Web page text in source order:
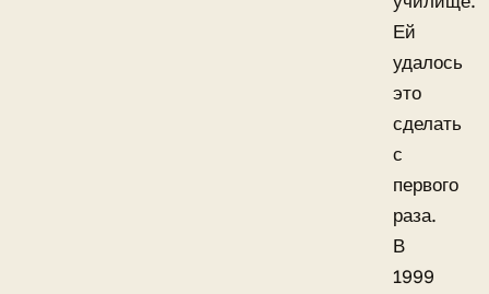
Ей
удалось
это
сделать
с
первого
раза.
В
1999